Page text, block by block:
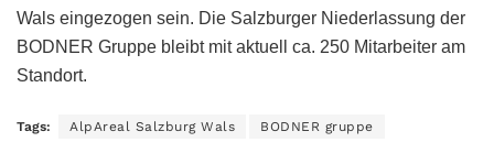
Wals eingezogen sein. Die Salzburger Niederlassung der
BODNER Gruppe bleibt mit aktuell ca. 250 Mitarbeiter am
Standort.
Tags: AlpAreal Salzburg Wals BODNER gruppe